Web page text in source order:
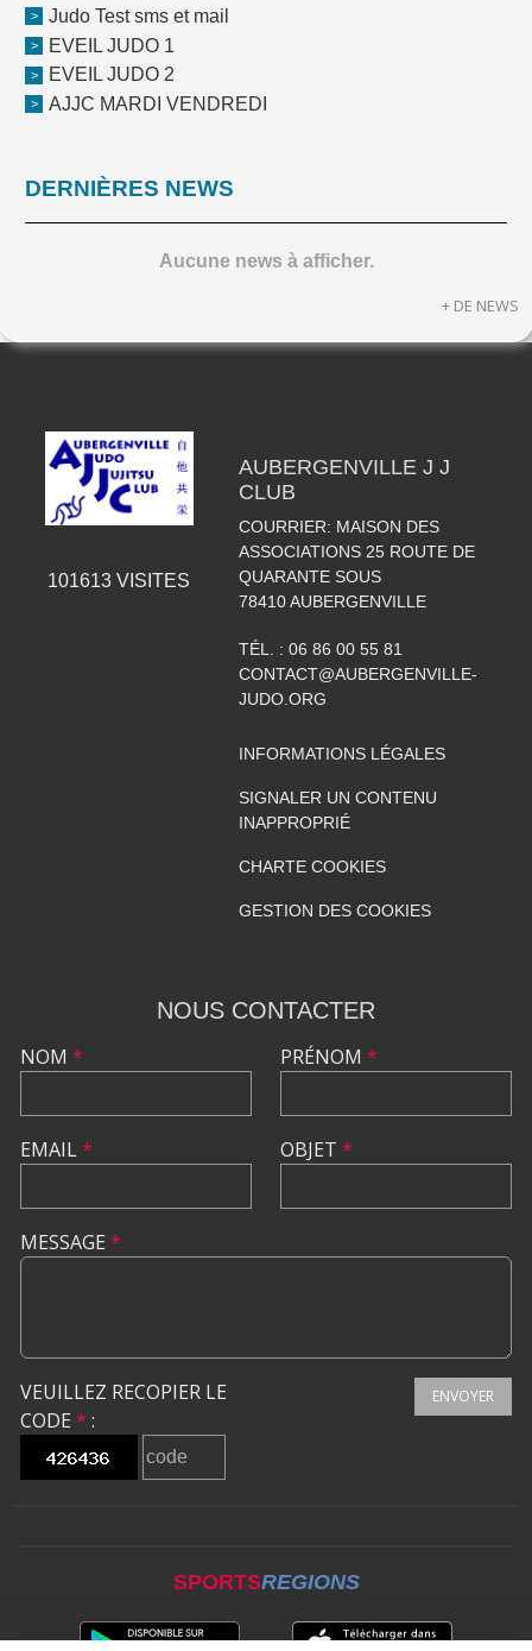
Judo Test sms et mail
EVEIL JUDO 1
EVEIL JUDO 2
AJJC MARDI VENDREDI
DERNIÈRES NEWS
Aucune news à afficher.
+ DE NEWS
101613 VISITES
AUBERGENVILLE J J
CLUB
COURRIER: MAISON DES
ASSOCIATIONS 25 ROUTE DE
QUARANTE SOUS
78410 AUBERGENVILLE
TÉL. : 06 86 00 55 81
CONTACT@AUBERGENVILLE-
JUDO.ORG
INFORMATIONS LÉGALES
SIGNALER UN CONTENU
INAPPROPRIÉ
CHARTE COOKIES
GESTION DES COOKIES
NOUS CONTACTER
NOM *
EMAIL*
PRÉNOM *
OBJET *
MESSAGE *
VEUILLEZ RECOPIER LE
CODE * :
ENVOYER
SPORTSREGIONS